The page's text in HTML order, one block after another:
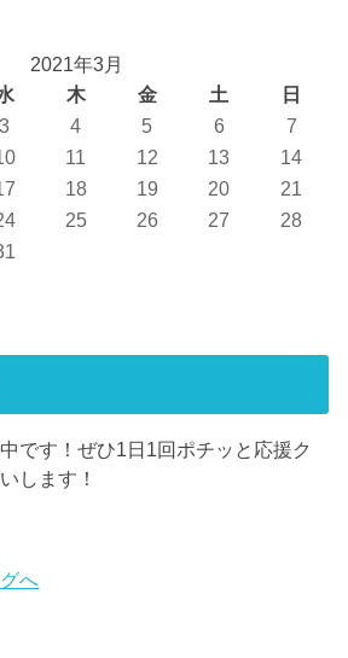
2021年3月
木 金 土
日
3 4 5 6
7
11 12 13
14
18 19 20
21
25 26 27
28
です！ぜひ1日1回ポチッと応援ク
します！
へ